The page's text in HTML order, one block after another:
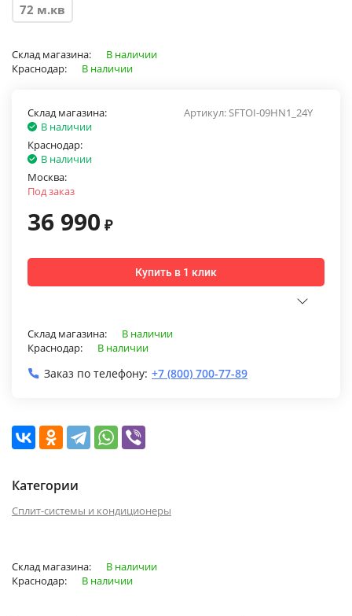
72 м.кв
Склад магазина:
В наличии
Краснодар:
В наличии
Артикул: SFTOI-09HN1_24Y
Склад магазина:
В наличии
Краснодар:
В наличии
Москва:
Под заказ
36 990 ₽
Купить в 1 клик
Склад магазина:
В наличии
Краснодар:
В наличии
Заказ по телефону: +7 (800) 700-77-89
Категории
Сплит-системы и кондиционеры
Склад магазина:
В наличии
Краснодар:
В наличии